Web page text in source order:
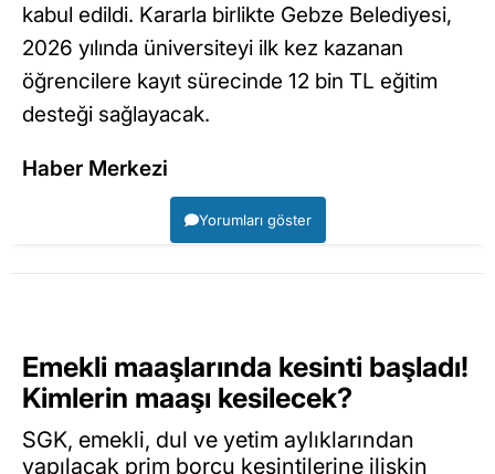
kabul edildi. Kararla birlikte Gebze Belediyesi,
2026 yılında üniversiteyi ilk kez kazanan
öğrencilere kayıt sürecinde 12 bin TL eğitim
desteği sağlayacak.
Haber Merkezi
Yorumları göster
Emekli maaşlarında kesinti başladı!
Kimlerin maaşı kesilecek?
SGK, emekli, dul ve yetim aylıklarından
yapılacak prim borcu kesintilerine ilişkin